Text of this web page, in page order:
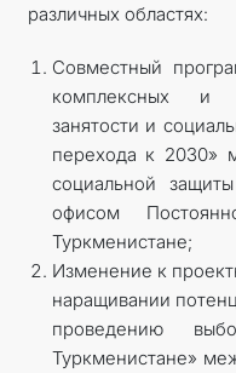
различных областях:
Совместный
комплексных и
занятости и
перехода к 2030»
социальной
офисом
Туркменистане;
Изменение к
наращивании
проведению
Туркменистане»